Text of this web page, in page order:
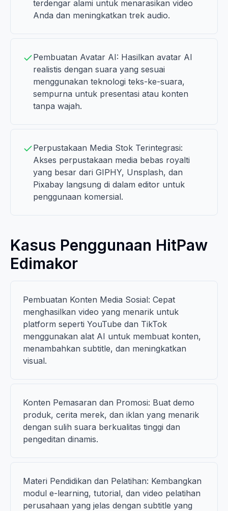
terdengar alami untuk menarasikan video
Anda dan meningkatkan trek audio.
Pembuatan Avatar AI: Hasilkan avatar AI
realistis dengan suara yang sesuai
menggunakan teknologi teks-ke-suara,
sempurna untuk presentasi atau konten
tanpa wajah.
Perpustakaan Media Stok Terintegrasi:
Akses perpustakaan media bebas royalti
yang besar dari GIPHY, Unsplash, dan
Pixabay langsung di dalam editor untuk
penggunaan komersial.
Kasus Penggunaan HitPaw
Edimakor
Pembuatan Konten Media Sosial: Cepat
menghasilkan video yang menarik untuk
platform seperti YouTube dan TikTok
menggunakan alat AI untuk membuat konten,
menambahkan subtitle, dan meningkatkan
visual.
Konten Pemasaran dan Promosi: Buat demo
produk, cerita merek, dan iklan yang menarik
dengan sulih suara berkualitas tinggi dan
pengeditan dinamis.
Materi Pendidikan dan Pelatihan: Kembangkan
modul e-learning, tutorial, dan video pelatihan
perusahaan yang jelas dengan subtitle yang